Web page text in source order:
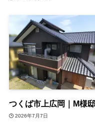
つくば市上広岡｜M様邸
2026年7月7日